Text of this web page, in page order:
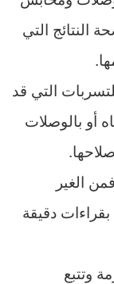
النتائج التي
التي قد
أو بالوصلات
الغير
دقيقة
وتتبع